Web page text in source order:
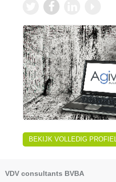
BEKIJK VOLLEDIG PROFIEL
VDV consultants BVBA